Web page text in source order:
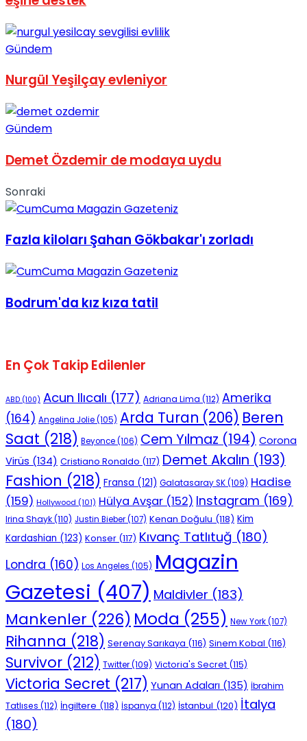
Gündem
Nurgül Yeşilçay evleniyor
Gündem
Demet Özdemir de modaya uydu
Sonraki
Fazla kiloları Şahan Gökbakar'ı zorladı
Bodrum'da kız kıza tatil
En Çok Takip Edilenler
ABD (100) Acun Ilıcalı (177) Adriana Lima (112) Amerika
(164) Angelina Jolie(105) Arda Turan (206) Beren
Saat (218) Beyonce(106) Cem Yılmaz (194) Corona
Virüs (134) Cristiano Ronaldo (117) Demet Akalın (193)
Fashion (218) Fransa (121) Galatasaray SK(109) Hadise
(159) Hollywood (101) Hülya Avşar (152) Instagram (169)
Irina Shayk(110) Justin Bieber(107) Kenan Doğulu (118) Kim
Kardashian (123) Konser (117) Kıvanç Tatlıtuğ (180)
Londra (160) Los Angeles (105) Magazin
Gazetesi (407) Maldivler (183)
Mankenler (226) Moda (255) New York(107)
Rihanna (218) Serenay Sarıkaya (116) Sinem Kobal (116)
Survivor (212) Twitter(109) Victoria's Secret (115)
Victoria Secret (217) Yunan Adaları (135) İbrahim
Tatlıses (112) İngiltere (118) İspanya (112) İstanbul (120) İtalya
(180)